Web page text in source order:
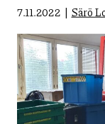
7.11.2022 Särö